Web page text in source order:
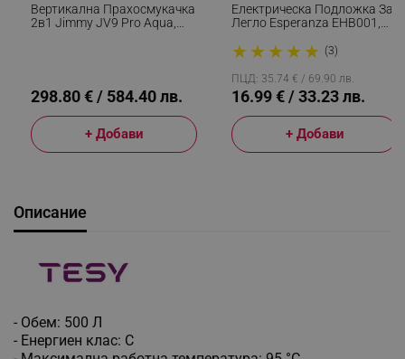
Вертикална Прахосмукачка
2в1 Jimmy JV9 Pro Aqua,
298.80 € / 584.40 лв.
+ Добави
Електрическа Подложка За
Легло Esperanza EHB001,
Се, Светлосин
★ ★ ★ ★ ★ (3)
ПЦД: 35.74 € / 69.90 лв.
16.99 € / 33.23 лв.
+ Добави
Описание
- Обем: 500 Л
- Енергиен клас: C